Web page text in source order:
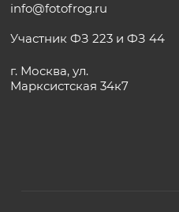
info@fotofrog.ru
Участник ФЗ 223 и ФЗ 44
г. Москва, ул.
Марксистская 34к7